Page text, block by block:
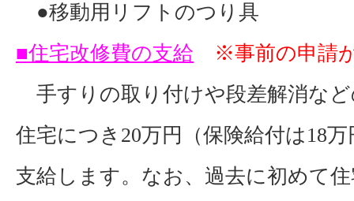
●移動用リフトのつり具
■住宅改修費の支給
※事前の申請
手すりの取り付けや段差解消な
住宅につ き20万円（保険給付は18万
支給します。なお、 過去に初めて